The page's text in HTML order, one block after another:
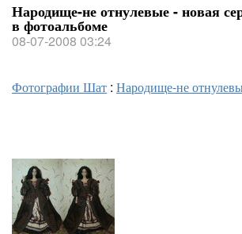
Народище-не отнулевые - новая
в фотоальбоме
08-07-2008 03:24
Фотографии Шат : Народище-не